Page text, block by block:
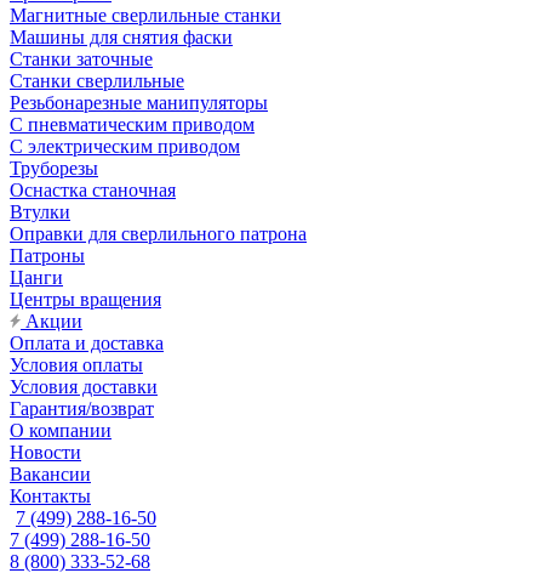
Магнитные сверлильные станки
Машины для снятия фаски
Станки заточные
Станки сверлильные
Резьбонарезные манипуляторы
С пневматическим приводом
С электрическим приводом
Труборезы
Оснастка станочная
Втулки
Оправки для сверлильного патрона
Патроны
Цанги
Центры вращения
Акции
Оплата и доставка
Условия оплаты
Условия доставки
Гарантия/возврат
О компании
Новости
Вакансии
Контакты
7 (499) 288-16-50
7 (499) 288-16-50
8 (800) 333-52-68